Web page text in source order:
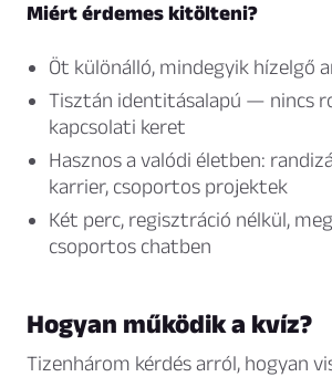
Miért érdemes kitölteni?
Öt különálló, mindegyik hízelgő
Tisztán identitásalapú — nincs
kapcsolati keret
Hasznos a valódi életben:
karrier, csoportos projektek
Két perc, regisztráció nélkül,
csoportos chatben
Hogyan működik a kvíz?
Tizenhárom kérdés arról, hogyan